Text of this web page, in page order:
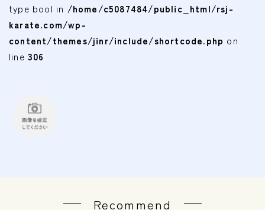
type bool in /home/c5087484/public_html/rsj-
karate.com/wp-
content/themes/jinr/include/shortcode.php on
line 306
Recommend